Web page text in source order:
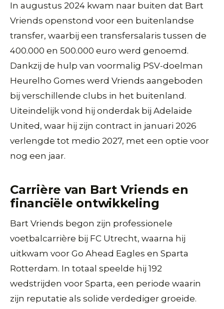
In augustus 2024 kwam naar buiten dat Bart
Vriends openstond voor een buitenlandse
transfer, waarbij een transfersalaris tussen de
400.000 en 500.000 euro werd genoemd.
Dankzij de hulp van voormalig PSV-doelman
Heurelho Gomes werd Vriends aangeboden
bij verschillende clubs in het buitenland.
Uiteindelijk vond hij onderdak bij Adelaide
United, waar hij zijn contract in januari 2026
verlengde tot medio 2027, met een optie voor
nog een jaar.
Carrière van Bart Vriends en
financiële ontwikkeling
Bart Vriends begon zijn professionele
voetbalcarrière bij FC Utrecht, waarna hij
uitkwam voor Go Ahead Eagles en Sparta
Rotterdam. In totaal speelde hij 192
wedstrijden voor Sparta, een periode waarin
zijn reputatie als solide verdediger groeide.